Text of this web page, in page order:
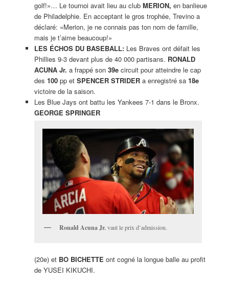
golf!»… Le tournoi avait lieu au club MERION, en banlieue
de Philadelphie. En acceptant le gros trophée, Trevino a
déclaré: «Merion, je ne connais pas ton nom de famille,
mais je t’aime beaucoup!»
LES ÉCHOS DU BASEBALL: Les Braves ont défait les
Phillies 9-3 devant plus de 40 000 partisans. RONALD
ACUNA Jr. a frappé son 39ecircuit pour atteindre le cap
des 100pp et SPENCER STRIDERa enregistré sa 18e
victoire de la saison.
Les Blue Jays ont battu les Yankees 7-1 dans le Bronx.
GEORGE SPRINGER
Ronald Acuna Jr.vaut le prix d’admission.
(20e) et BO BICHETTE ont cogné la longue balle au profit
de YUSEI KIKUCHI.